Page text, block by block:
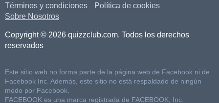
Términos y condiciones
Política de cookies
Sobre Nosotros
Copyright © 2026 quizzclub.com. Todos los derechos
reservados
Este sitio web no forma parte de la página web de Facebook ni de
Facebook Inc. Además, este sitio no está respaldado de ningún
modo por Facebook.
FACEBOOK es una marca registrada de FACEBOOK, Inc.